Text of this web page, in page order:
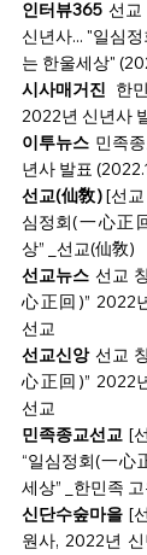
인터뷰365 선
신년사... "일심
는 한울세상"
시사매거진 한
2022년 신년사
이투뉴스 민족
년사 발표
선교(仙敎) [선
심정회(一心正
상” _선교(仙敎)
선교뉴스 선교
心正回)” 2022
선교
선교신앙 선교
心正回)” 2022
선교
민족종교선교 [
“일심정회(一心
세상” _한민족
신단수숲마을 [
원사, 2022년